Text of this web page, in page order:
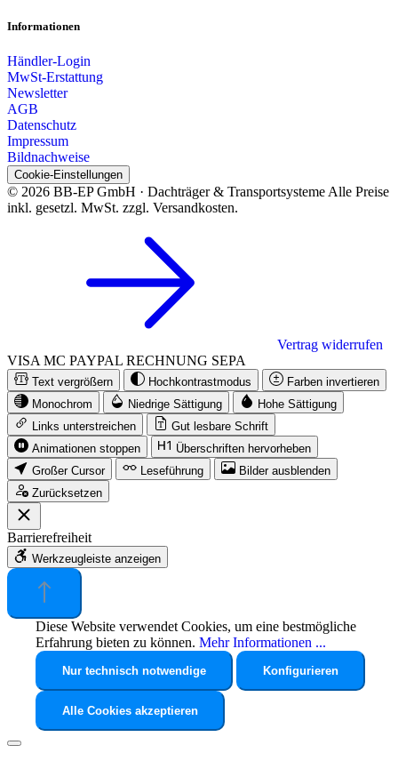
Informationen
Händler-Login
MwSt-Erstattung
Newsletter
AGB
Datenschutz
Impressum
Bildnachweise
Cookie-Einstellungen
© 2026 BB-EP GmbH · Dachträger & Transportsysteme Alle Preise
inkl. gesetzl. MwSt. zzgl. Versandkosten.
Vertrag widerrufen
VISA MC PAYPAL RECHNUNG SEPA
Text vergrößern Hochkontrastmodus
Farben invertieren
Monochrom
Niedrige Sättigung
Hohe Sättigung
Links unterstreichen
Gut lesbare Schrift
Animationen stoppen
Überschriften hervorheben
Großer Cursor
Leseführung
Bilder ausblenden
Zurücksetzen
Barrierefreiheit
Werkzeugleiste anzeigen
Diese Website verwendet Cookies, um eine bestmögliche
Erfahrung bieten zu können. Mehr Informationen ...
Nur technisch notwendige Konfigurieren
Alle Cookies akzeptieren